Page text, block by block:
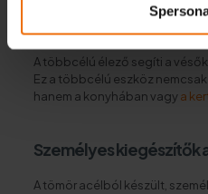
illesztőszerszámot,
jelölőket, ütközőket és néha
A többcélú élező segíti a
Ez a többcélú eszköz
hanem a konyhában vagya
Személyes kiegészítők
A tömör acélból készült,